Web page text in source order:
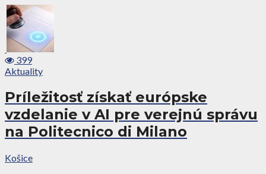
399
Aktuality
Príležitosť získať európske
vzdelanie v AI pre verejnú správu
na Politecnico di Milano
Košice